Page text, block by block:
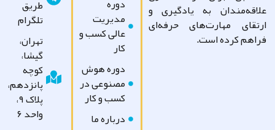
به یادگیری و
مهارت‌های حرفه‌ای
کرده است.
مدیریت
عالی کسب و
دوره هوش
مصنوعی در
کسب و کار
درباره ما
طریق
تلگرام
تهران،
گیشا،
کوچه
پانزدهم،
پلاک ۹،
واحد ۶